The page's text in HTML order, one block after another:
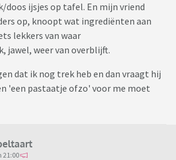
ijsjes op tafel. En mijn vriend
op, knoopt wat ingrediënten aan
lekkers van waar
jawel, weer van overblijft.
dat ik nog trek heb en dan vraagt hij
'een pastaatje ofzo' voor me moet
21:00